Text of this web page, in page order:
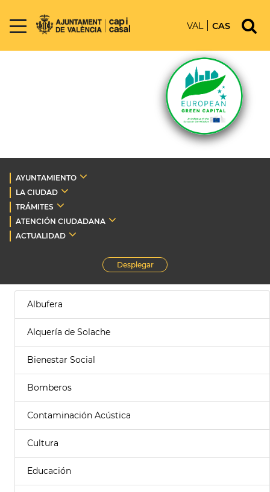
VAL CAS
AYUNTAMIENTO
LA CIUDAD
TRÁMITES
ATENCIÓN CIUDADANA
ACTUALIDAD
Desplegar
Albufera
Alquería de Solache
Bienestar Social
Bomberos
Contaminación Acústica
Cultura
Educación